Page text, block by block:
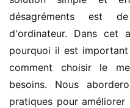
désagréments est
d'ordinateur. Dans cet
pourquoi il est
comment choisir le
besoins. Nous
pratiques pour